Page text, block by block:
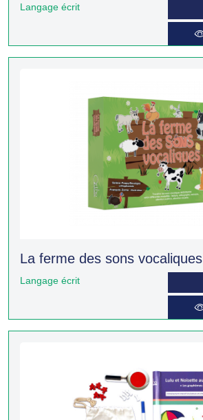
Langage écrit
La ferme des sons vocaliques
Langage écrit